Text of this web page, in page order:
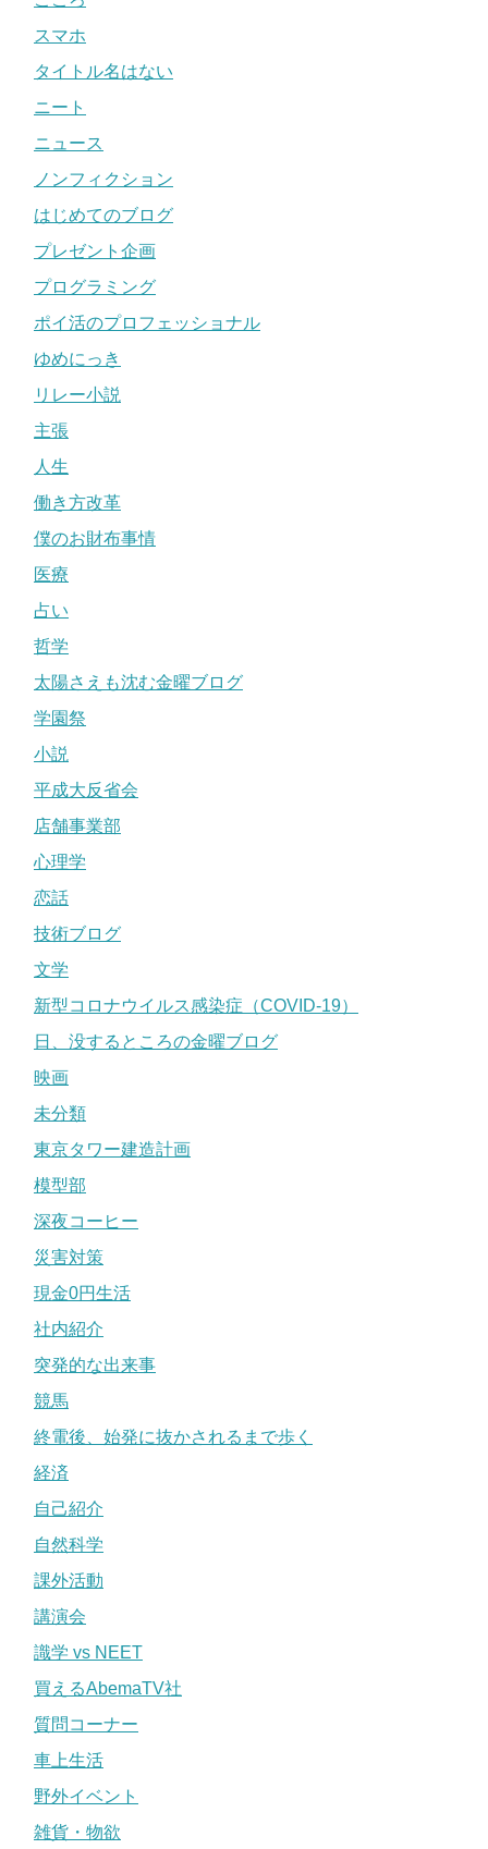
スマホ
タイトル名はない
ニート
ニュース
ノンフィクション
はじめてのブログ
プレゼント企画
プログラミング
ポイ活のプロフェッショナル
ゆめにっき
リレー小説
主張
人生
働き方改革
僕のお財布事情
医療
占い
哲学
太陽さえも沈む金曜ブログ
学園祭
小説
平成大反省会
店舗事業部
心理学
恋話
技術ブログ
文学
新型コロナウイルス感染症（COVID-19）
日、没するところの金曜ブログ
映画
未分類
東京タワー建造計画
模型部
深夜コーヒー
災害対策
現金0円生活
社内紹介
突発的な出来事
競馬
終電後、始発に抜かされるまで歩く
経済
自己紹介
自然科学
課外活動
講演会
識学 vs NEET
買えるAbemaTV社
質問コーナー
車上生活
野外イベント
雑貨・物欲